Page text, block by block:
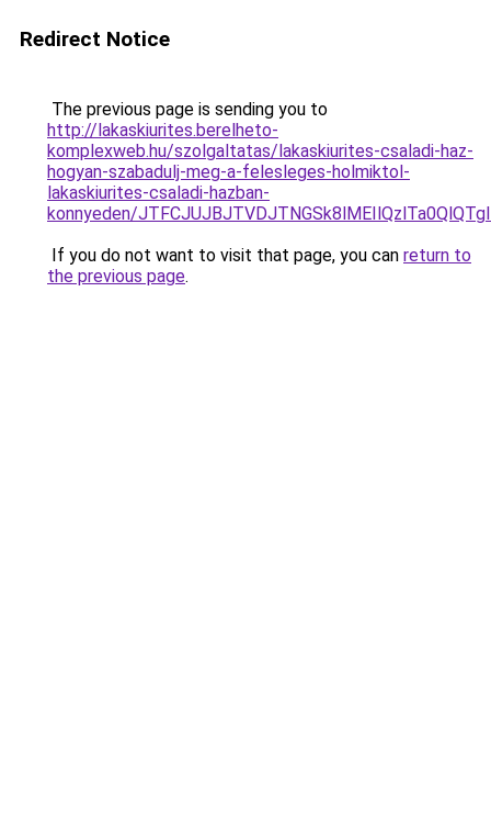
Redirect Notice
The previous page is sending you to
http://lakaskiurites.berelheto-
komplexweb.hu/szolgaltatas/lakaskiurites-csaladi-haz-
hogyan-szabadulj-meg-a-felesleges-holmiktol-
lakaskiurites-csaladi-hazban-
konnyeden/
If you do not want to visit that page, you can return to
the previous page.